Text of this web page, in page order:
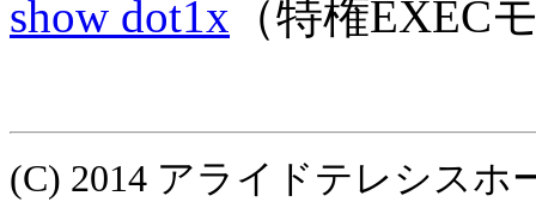
show dot1x （特権EXEC
(C) 2014 アライドテレシスホ